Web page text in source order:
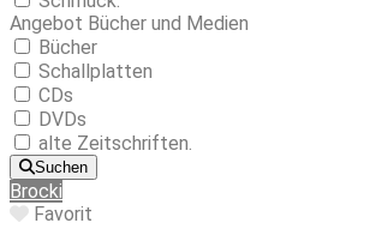
Angebot Bücher und Medien
Bücher
Schallplatten
CDs
DVDs
alte Zeitschriften.
Suchen
Brocki
Favorit